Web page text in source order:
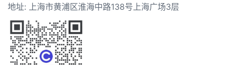
地址: 上海市黄浦区淮海中路138号上海广场3层